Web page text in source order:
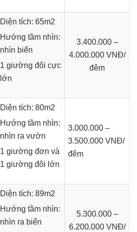
Diện tích: 65m2
Hướng tầm nhìn:
nhìn biển
1 giường đôi cực
lớn
3.400.000 –
4.000.000 VNĐ/
đêm
Diện tích: 80m2
Hướng tầm nhìn:
nhìn ra vườn
1 giường đơn và
1 giường đôi lớn
3.000.000 –
3.500.000 VNĐ/
đêm
Diện tích: 89m2
Hướng tầm nhìn:
nhìn ra biển
5.300.000 –
6.200.000 VNĐ/